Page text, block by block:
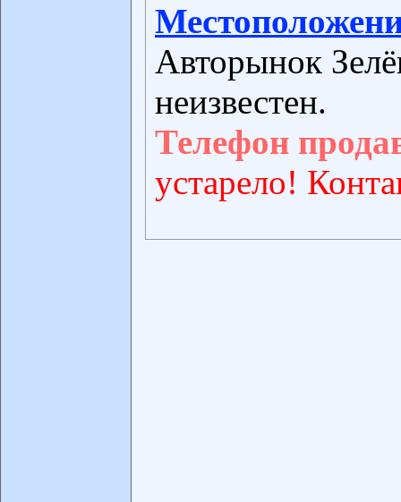
Авторынок
неизвестен.
Телефон
устарело!